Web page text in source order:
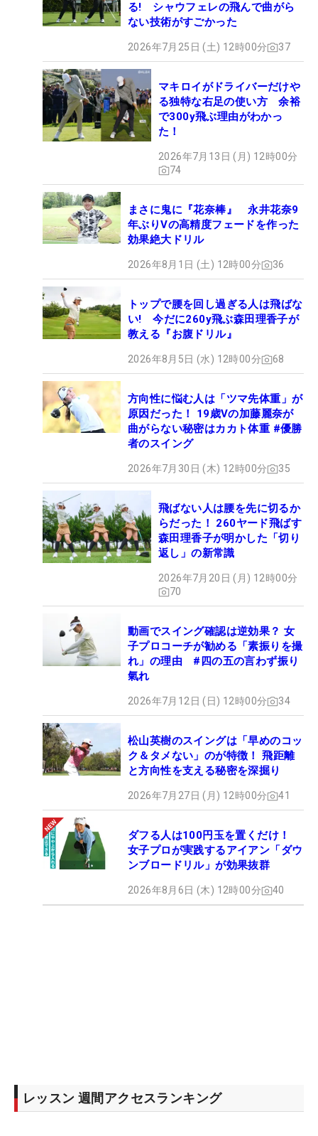
る! シャウフェレの飛んで曲がら
ない技術がすごかった
2026年7月25日 (土) 12時00分 37
マキロイがドライバーだけや
る独特な右足の使い方 余裕
で300y飛ぶ理由がわかっ
た！
2026年7月13日 (月) 12時00分
74
まさに鬼に『花奈棒』 永井花奈9
年ぶりVの高精度フェードを作った
効果絶大ドリル
2026年8月1日 (土) 12時00分 36
トップで腰を回し過ぎる人は飛ばな
い! 今だに260y飛ぶ森田理香子が
教える『お腹ドリル』
2026年8月5日 (水) 12時00分 68
方向性に悩む人は「ツマ先体重」が
原因だった！ 19歳Vの加藤麗奈が
曲がらない秘密はカカト体重 #優勝
者のスイング
2026年7月30日 (木) 12時00分 35
飛ばない人は腰を先に切るか
らだった！ 260ヤード飛ばす
森田理香子が明かした「切り
返し」の新常識
2026年7月20日 (月) 12時00分
70
動画でスイング確認は逆効果？ 女
子プロコーチが勧める「素振りを撮
れ」の理由 #四の五の言わず振り
氣れ
2026年7月12日 (日) 12時00分 34
松山英樹のスイングは「早めのコッ
ク＆タメない」のが特徴！ 飛距離
と方向性を支える秘密を深掘り
2026年7月27日 (月) 12時00分 41
ダフる人は100円玉を置くだけ！
女子プロが実践するアイアン「ダウ
ンブロードリル」が効果抜群
2026年8月6日 (木) 12時00分 40
レッスン 週間アクセスランキング